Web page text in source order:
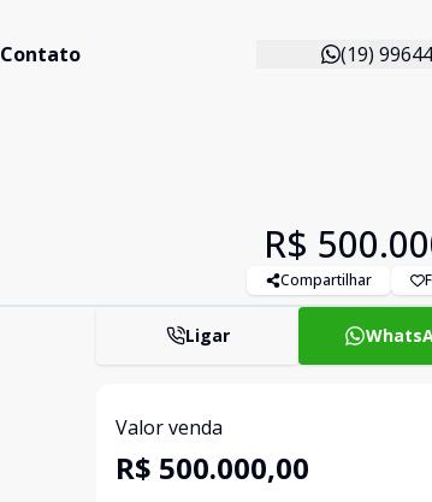
Contato (19)
R$
Compartilhar
Ligar
Valor venda
R$ 500.000,00